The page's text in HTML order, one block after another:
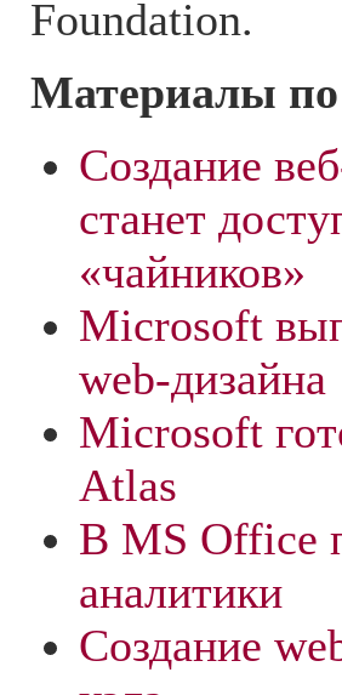
Foundation.
Материалы по
Создание
станет
«чайников»
Microsoft
web-дизайна
Microsoft
Atlas
В MS Office
аналитики
Создание